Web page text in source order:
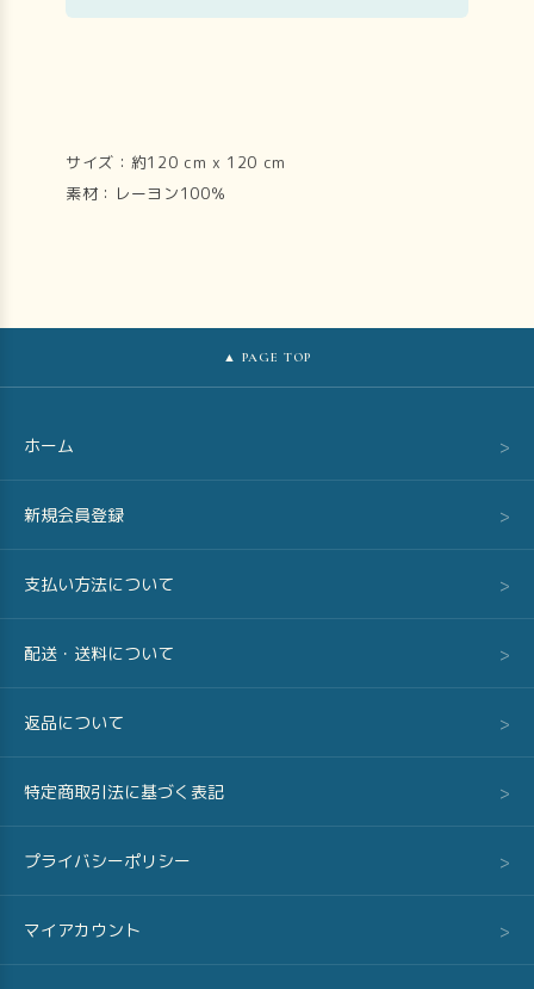
サイズ：約120 cm x 120 cm
素材：レーヨン100％
▲ PAGE TOP
ホーム >
新規会員登録 >
支払い方法について >
配送・送料について >
返品について >
特定商取引法に基づく表記 >
プライバシーポリシー >
マイアカウント >